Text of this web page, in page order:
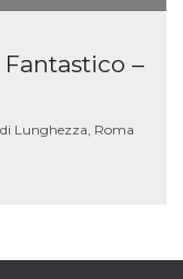
–
Lunghezza, Roma